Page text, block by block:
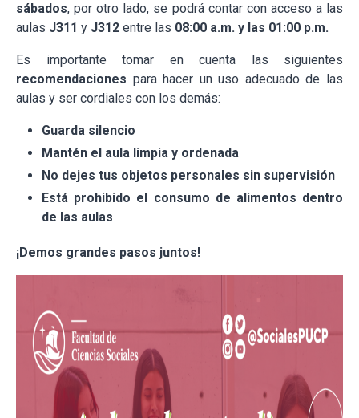
sábados, por otro lado, se podrá contar con acceso a las
aulas J311 y J312 entre las 08:00 a.m. y las 01:00 p.m.
Es importante tomar en cuenta las siguientes
recomendaciones para hacer un uso adecuado de las
aulas y ser cordiales con los demás:
Guarda silencio
Mantén el aula limpia y ordenada
No dejes tus objetos personales sin supervisión
Está prohibido el consumo de alimentos dentro
de las aulas
¡Demos grandes pasos juntos!